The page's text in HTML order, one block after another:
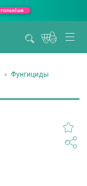
Фунгициды